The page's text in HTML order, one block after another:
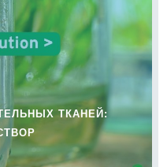
ТКАНЕЙ: